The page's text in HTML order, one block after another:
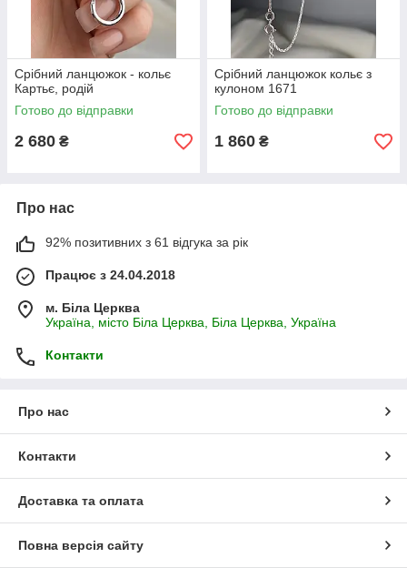
Срібний ланцюжок - кольє
Картьє, родій
Готово до відправки
2 680 ₴
Срібний ланцюжок кольє з
кулоном 1671
Готово до відправки
1 860 ₴
Про нас
92% позитивних з 61 відгука за рік
Працює з 24.04.2018
м. Біла Церква
Україна, місто Біла Церква, Біла Церква, Україна
Контакти
Про нас
Контакти
Доставка та оплата
Повна версія сайту